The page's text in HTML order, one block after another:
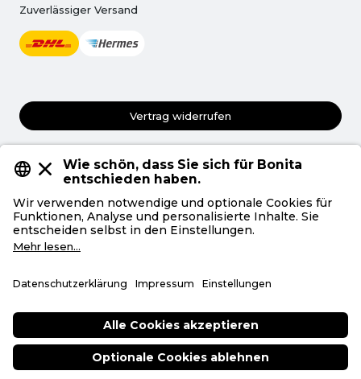
Zuverlässiger Versand
Vertrag widerrufen
AGB
Datenschutz
Privatsphäre
Deutsch